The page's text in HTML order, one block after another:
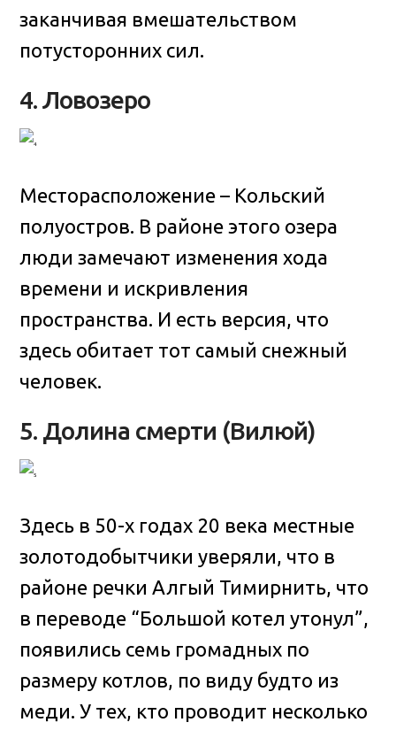
заканчивая вмешательством
потусторонних сил.
4. Ловозеро
Месторасположение – Кольский
полуостров. В районе этого озера
люди замечают изменения хода
времени и искривления
пространства. И есть версия, что
здесь обитает тот самый снежный
человек.
5. Долина смерти (Вилюй)
Здесь в 50-х годах 20 века местные
золотодобытчики уверяли, что в
районе речки Алгый Тимирнить, что
в переводе “Большой котел утонул”,
появились семь громадных по
размеру котлов, по виду будто из
меди. У тех, кто проводит несколько